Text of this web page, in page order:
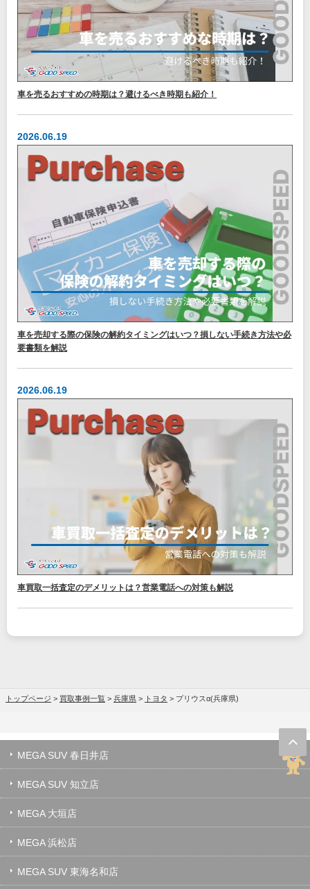
車を売るおすすめの時期は？避けるべき時期も紹介！
2026.06.19
車を売却する際の保険の解約タイミングはいつ？損しない手続き方法や必
要書類を解説
2026.06.19
車買取一括査定のデメリットは？営業電話への対策も解説
トップページ > 買取事例一覧 > 兵庫県 > トヨタ > プリウスα(兵庫県)
MEGA SUV 春日井店
MEGA SUV 知立店
MEGA 大垣店
MEGA 浜松店
MEGA SUV 東海名和店